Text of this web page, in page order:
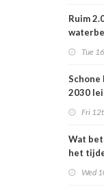
Ruim
Tue
2030
Fri
Wat
het
Wed